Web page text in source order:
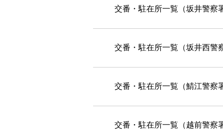
交番・駐在所一覧（坂井警察
交番・駐在所一覧（坂井西警
交番・駐在所一覧（鯖江警察
交番・駐在所一覧（越前警察